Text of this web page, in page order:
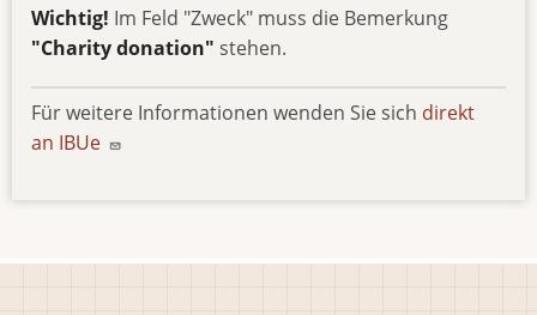
Wichtig! Im Feld "Zweck" muss die Bemerkung
"Charity donation" stehen.
Für weitere Informationen wenden Sie sich direkt
an IBUe